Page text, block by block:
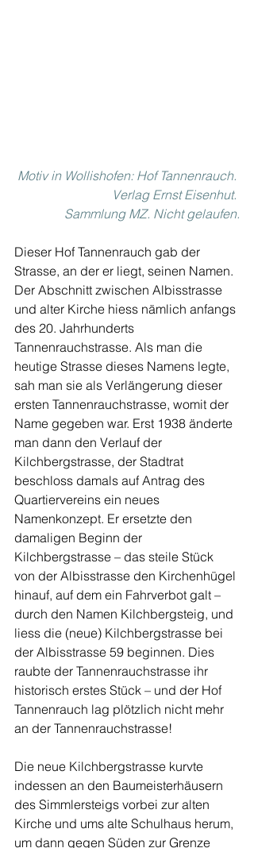
Motiv in Wollishofen: Hof Tannenrauch.
Verlag Ernst Eisenhut.
Sammlung MZ. Nicht gelaufen.
Dieser Hof Tannenrauch gab der
Strasse, an der er liegt, seinen Namen.
Der Abschnitt zwischen Albisstrasse
und alter Kirche hiess nämlich anfangs
des 20. Jahrhunderts
Tannenrauchstrasse. Als man die
heutige Strasse dieses Namens legte,
sah man sie als Verlängerung dieser
ersten Tannenrauchstrasse, womit der
Name gegeben war. Erst 1938 änderte
man dann den Verlauf der
Kilchbergstrasse, der Stadtrat
beschloss damals auf Antrag des
Quartiervereins ein neues
Namenkonzept. Er ersetzte den
damaligen Beginn der
Kilchbergstrasse – das steile Stück
von der Albisstrasse den Kirchenhügel
hinauf, auf dem ein Fahrverbot galt –
durch den Namen Kilchbergsteig, und
liess die (neue) Kilchbergstrasse bei
der Albisstrasse 59 beginnen. Dies
raubte der Tannenrauchstrasse ihr
historisch erstes Stück – und der Hof
Tannenrauch lag plötzlich nicht mehr
an der Tannenrauchstrasse!
Die neue Kilchbergstrasse kurvte
indessen an den Baumeisterhäusern
des Simmlersteigs vorbei zur alten
Kirche und ums alte Schulhaus herum,
um dann gegen Süden zur Grenze